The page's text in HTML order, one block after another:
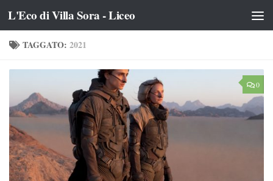
Salta al contenuto
L'Eco di Villa Sora - Liceo
TAGGATO: 2021
0